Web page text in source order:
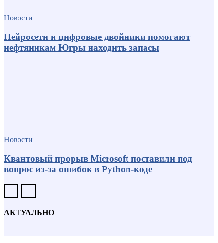
Новости
Нейросети и цифровые двойники помогают
нефтяникам Югры находить запасы
Новости
Квантовый прорыв Microsoft поставили под
вопрос из-за ошибок в Python-коде
АКТУАЛЬНО